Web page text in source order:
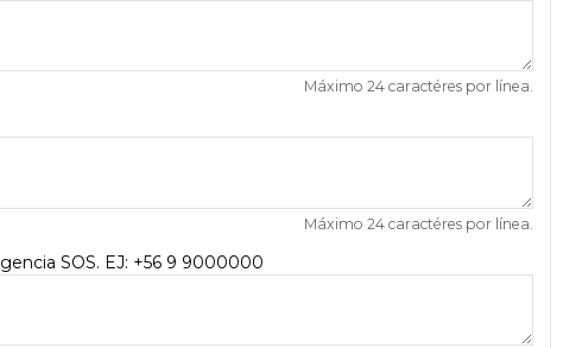
Máximo 24 caractéres por línea.
Máximo 24 caractéres por línea.
SOS. EJ: +56 9 9000000